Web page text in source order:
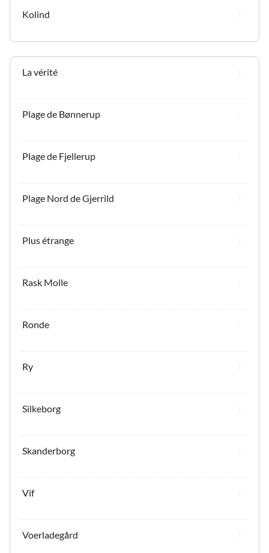
Kolind
La vérité
Plage de Bønnerup
Plage de Fjellerup
Plage Nord de Gjerrild
Plus étrange
Rask Molle
Ronde
Ry
Silkeborg
Skanderborg
Vif
Voerladegård